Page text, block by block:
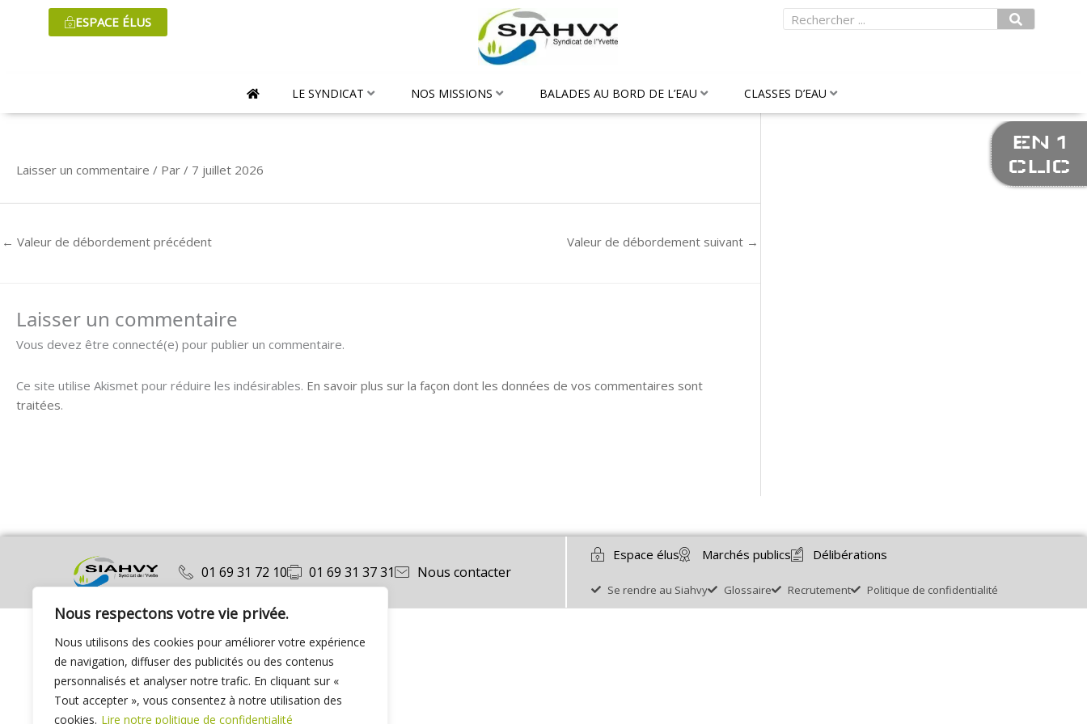
Nous respectons votre vie privée.
Nous utilisons des cookies pour améliorer votre expérience
de navigation, diffuser des publicités ou des contenus
personnalisés et analyser notre trafic. En cliquant sur «
Tout accepter », vous consentez à notre utilisation des
cookies. Lire notre politique de confidentialité
ESPACE ÉLUS Rechercher
LE SYNDICAT NOS MISSIONS BALADES AU BORD DE L’EAU CLASSES D’EAU
Laisser un commentaire / Par / 7 juillet 2026
← Valeur de débordement précédent Valeur de débordement suivant →
Laisser un commentaire
Vous devez être connecté(e) pour publier un commentaire.
Ce site utilise Akismet pour réduire les indésirables. En savoir plus sur la façon dont les données de vos commentaires sont
traitées.
01 69 31 72 10 01 69 31 37 31 Nous contacter
Espace élus Marchés publics Délibérations
Se rendre au Siahvy Glossaire Recrutement Politique de confidentialité
EN 1
CLIC